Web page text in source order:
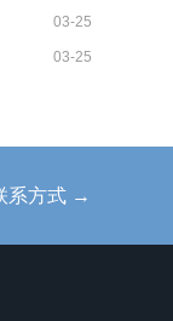
03-25
03-25
系方式 →